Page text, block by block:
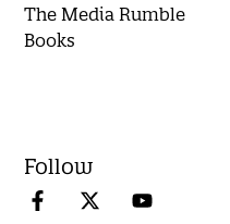
The Media Rumble
Books
Follow